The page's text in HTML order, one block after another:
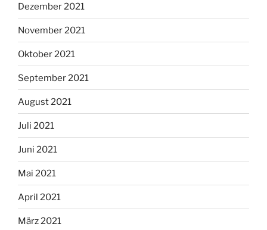
Dezember 2021
November 2021
Oktober 2021
September 2021
August 2021
Juli 2021
Juni 2021
Mai 2021
April 2021
März 2021